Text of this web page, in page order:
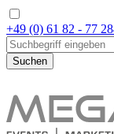
+49 (0) 61 82 - 77
Suchen